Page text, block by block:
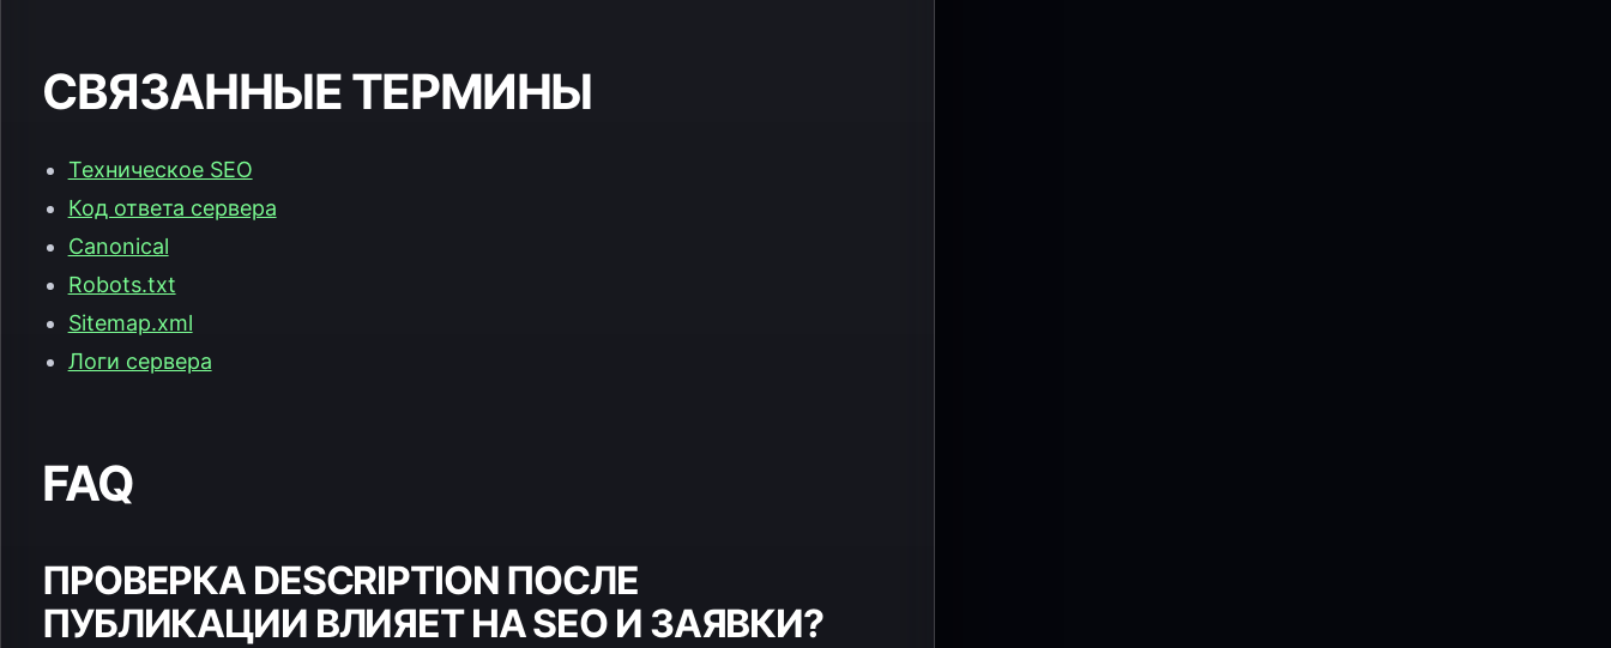
СВЯЗАННЫЕ ТЕРМИНЫ
Техническое SEO
Код ответа сервера
Canonical
Robots.txt
Sitemap.xml
Логи сервера
FAQ
ПРОВЕРКА DESCRIPTION ПОСЛЕ
ПУБЛИКАЦИИ ВЛИЯЕТ НА SEO И ЗАЯВКИ?